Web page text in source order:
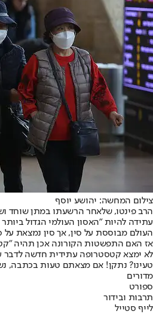
צילום המחשה: יהושע יוסף
הרב פינטו, שלאחר הרשעתו במתן שוחד
עתידה להיות "האסון העולמי הגדול
העולם מבוססת על סין, אך סין נמצאת על
אז האם התפשטות הקורונה אכן תהיה
לא ימצא קטסטרופה עתידית חדשה לדבר
טעינו? נתקן! אם מצאתם טעות בכתבה,
מדורים
ספורט
תרבות ובידור
לייף סטייל